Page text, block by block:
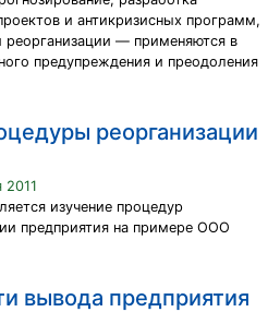
и антикризисных программ,
реорганизации — применяются в
предупреждения и преодоления
реорганизации
2011
изучение процедур
предприятия на примере ООО
вывода предприятия